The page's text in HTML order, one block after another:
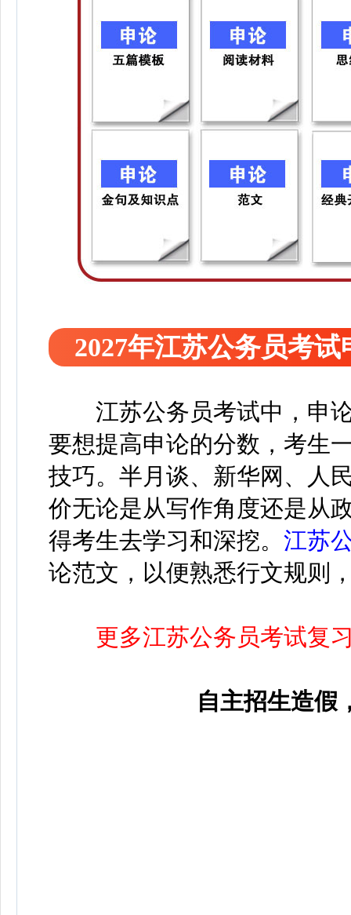
2027年江苏公务员考试
江苏公务员考试中，申
要想提高申论的分数，考生
技巧。半月谈、新华网、人
价无论是从写作角度还是从
得考生去学习和深挖。 江苏
论范文，以便熟悉行文规则
更多江苏公务员考试复
自主招生造假